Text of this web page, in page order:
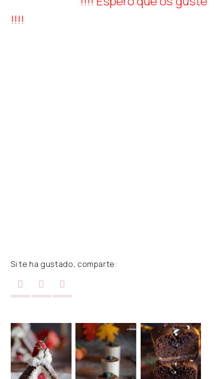
!!!!
Si te ha gustado, comparte: